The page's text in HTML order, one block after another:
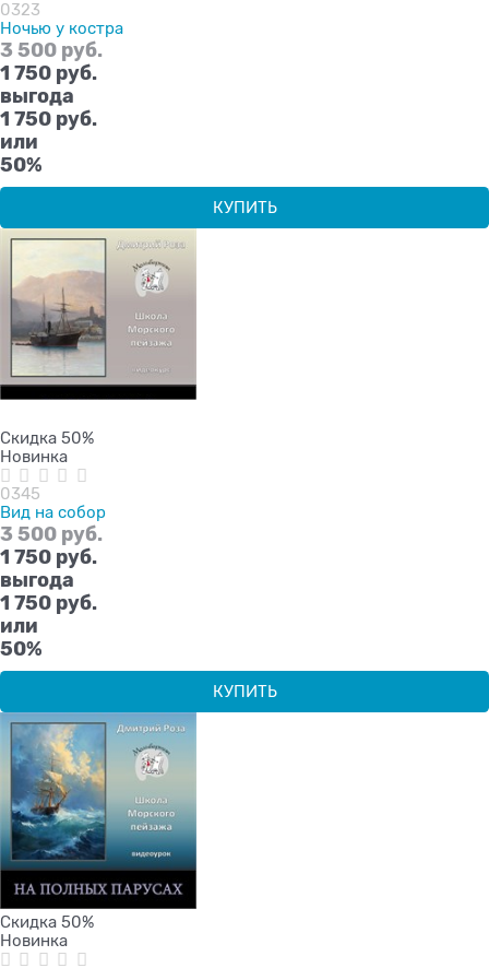
0323
Ночью у костра
3 500 руб.
1 750 руб.
выгода
1 750 руб.
или
50%
КУПИТЬ
Скидка 50%
Новинка
0345
Вид на собор
3 500 руб.
1 750 руб.
выгода
1 750 руб.
или
50%
КУПИТЬ
Скидка 50%
Новинка